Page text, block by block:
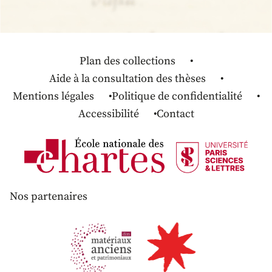
Plan des collections
Aide à la consultation des thèses
Mentions légales
Politique de confidentialité
Accessibilité
Contact
Nos partenaires